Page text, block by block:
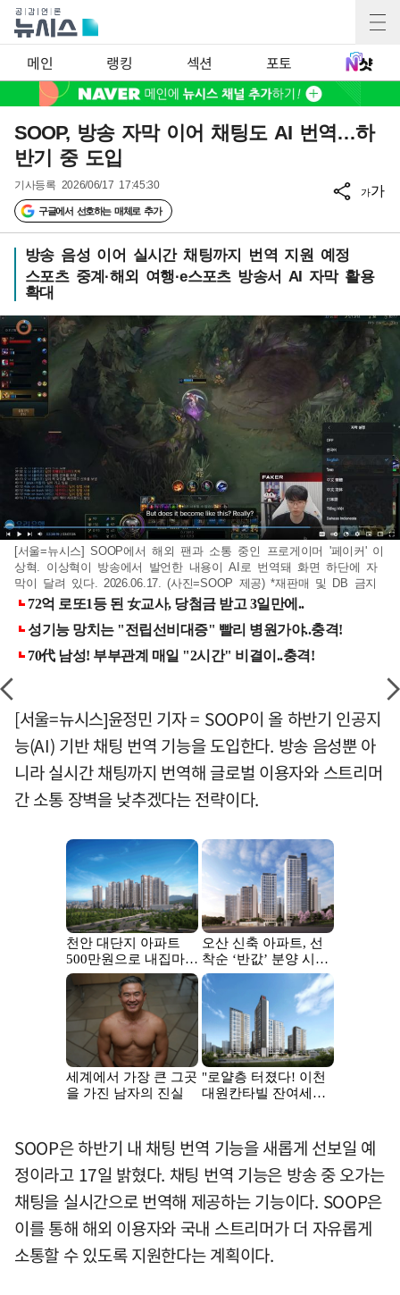
메인 랭킹 섹션 포토
SOOP, 방송 자막 이어 채팅도 AI 번역…하
반기 중 도입
기사등록 2026/06/17 17:45:30
구글에서 선호하는 매체로 추가
가가
방송 음성 이어 실시간 채팅까지 번역 지원 예정
스포츠 중계·해외 여행·e스포츠 방송서 AI 자막 활용
확대
[서울=뉴시스] SOOP에서 해외 팬과 소통 중인 프로게이머 '페이커' 이
상혁. 이상혁이 방송에서 발언한 내용이 AI로 번역돼 화면 하단에 자
막이 달려 있다. 2026.06.17. (사진=SOOP 제공) *재판매 및 DB 금지
[서울=뉴시스]윤정민 기자 = SOOP이 올 하반기 인공지
능(AI) 기반 채팅 번역 기능을 도입한다. 방송 음성뿐 아
니라 실시간 채팅까지 번역해 글로벌 이용자와 스트리머
간 소통 장벽을 낮추겠다는 전략이다.
SOOP은 하반기 내 채팅 번역 기능을 새롭게 선보일 예
정이라고 17일 밝혔다. 채팅 번역 기능은 방송 중 오가는
채팅을 실시간으로 번역해 제공하는 기능이다. SOOP은
이를 통해 해외 이용자와 국내 스트리머가 더 자유롭게
소통할 수 있도록 지원한다는 계획이다.